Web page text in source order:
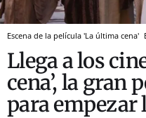
Escena de la película 'La última cena'
Llega a los
cena’, la gran
para empezar